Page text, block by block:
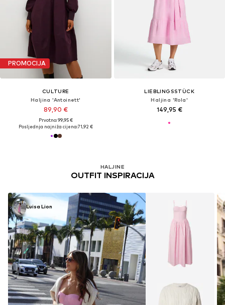
PROMOCIJA
CULTURE
Haljina 'Antoinett'
89,90 €
Prvotno: 99,95 €
Posljednja najniža cijena:71,92 €
LIEBLINGSSTÜCK
Haljina 'Rola'
149,95 €
HALJINE
OUTFIT INSPIRACIJA
Luisa Lion